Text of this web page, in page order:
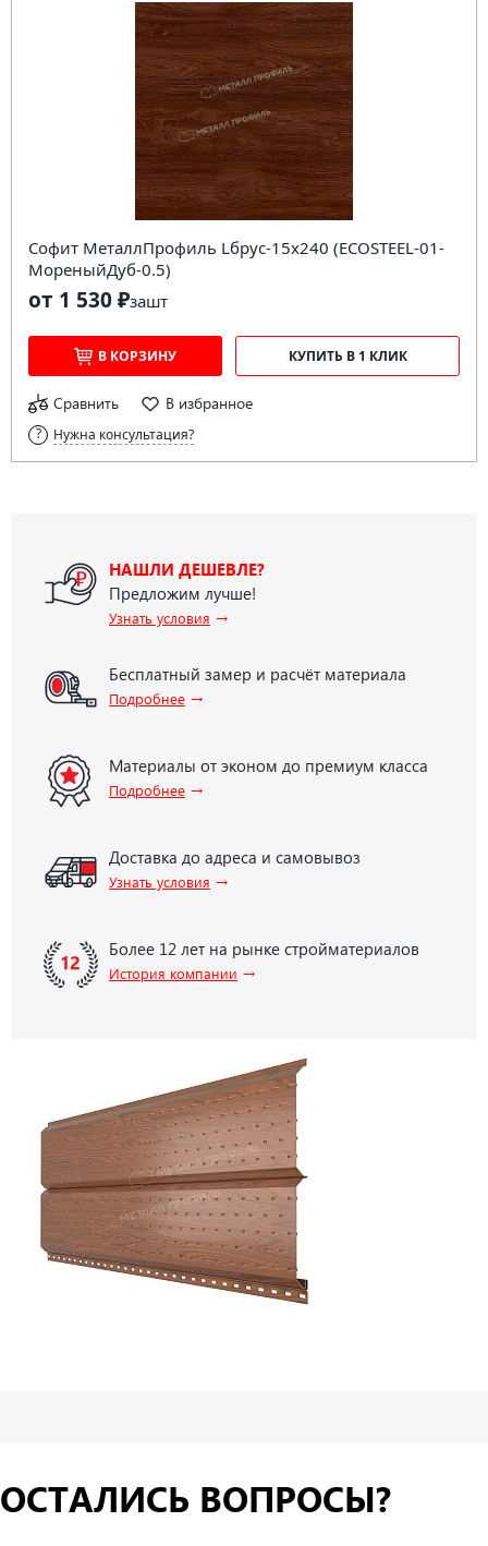
Софит МеталлПрофиль Lбрус-15х240 (ECOSTEEL-01-
МореныйДуб-0.5)
от 1 530 ₽зашт
В КОРЗИНУ КУПИТЬ В 1 КЛИК
Сравнить В избранное
Нужна консультация?
НАШЛИ ДЕШЕВЛЕ?
Предложим лучше!
Узнать условия →
Бесплатный замер и расчёт материала
Подробнее →
Материалы от эконом до премиум класса
Подробнее →
Доставка до адреса и самовывоз
Узнать условия →
Более 12 лет на рынке стройматериалов
История компании →
ОСТАЛИСЬ ВОПРОСЫ?